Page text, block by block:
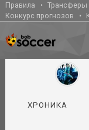
Правила Трансферы
Конкурс прогнозов
ХРОНИКА